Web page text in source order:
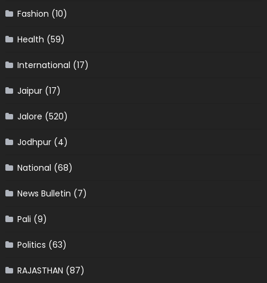
Fashion (10)
Health (59)
International (17)
Jaipur(17)
Jalore (520)
Jodhpur(4)
National (68)
News Bulletin (7)
Pali (9)
Politics (63)
RAJASTHAN (87)